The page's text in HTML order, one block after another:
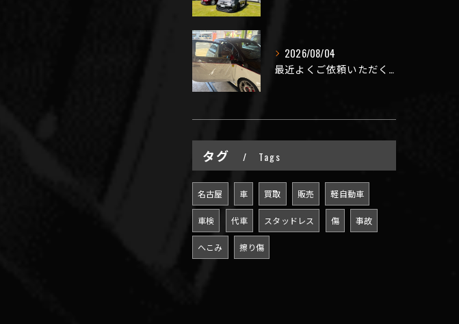
2026/08/04
最近よくご依頼いただく、弊社おすすめメニュー！
タグ Tags
名古屋 車 買取 販売 軽自動車
車検 代車 スタッドレス 傷 事故
へこみ 擦り傷